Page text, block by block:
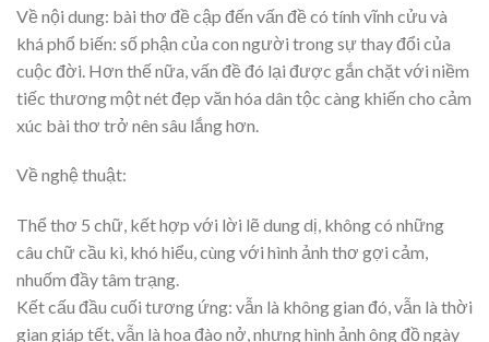
Về nội dung: bài thơ đề cập đến vấn đề có tính vĩnh cửu và
khá phổ biến: số phận của con người trong sự thay đổi của
cuộc đời. Hơn thế nữa, vấn đề đó lại được gắn chặt với niềm
tiếc thương một nét đẹp văn hóa dân tộc càng khiến cho cảm
xúc bài thơ trở nên sâu lắng hơn.
Về nghệ thuật:
Thể thơ 5 chữ, kết hợp với lời lẽ dung dị, không có những
câu chữ cầu kì, khó hiểu, cùng với hình ảnh thơ gợi cảm,
nhuốm đầy tâm trạng.
Kết cấu đầu cuối tương ứng: vẫn là không gian đó, vẫn là thời
gian giáp tết, vẫn là hoa đào nở, nhưng hình ảnh ông đồ ngày